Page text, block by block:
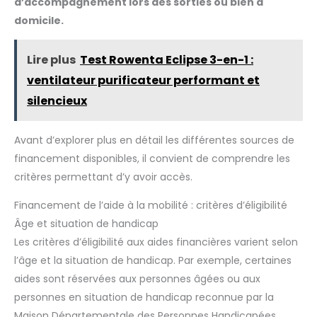
voir leur catalogue
domicile.
Lire plus Test Rowenta Eclipse 3-en-1 :
ventilateur purificateur performant et
silencieux
Avant d’explorer plus en détail les différentes sources de
financement disponibles, il convient de comprendre les
critères permettant d’y avoir accès.
Financement de l’aide à la mobilité : critères d’éligibilité
Âge et situation de handicap
Les critères d’éligibilité aux aides financières varient selon
l’âge et la situation de handicap. Par exemple, certaines
aides sont réservées aux personnes âgées ou aux
personnes en situation de handicap reconnue par la